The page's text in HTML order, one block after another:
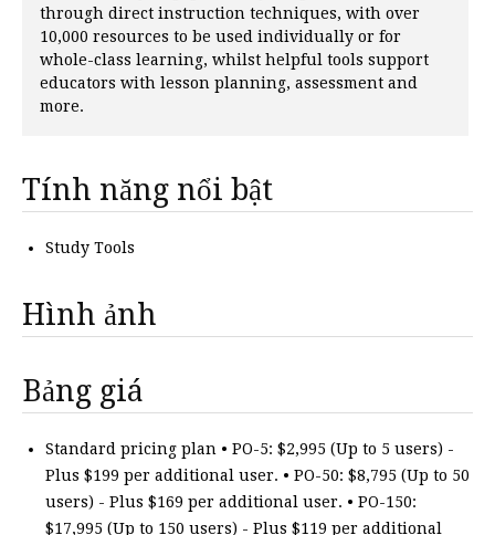
through direct instruction techniques, with over
10,000 resources to be used individually or for
whole-class learning, whilst helpful tools support
educators with lesson planning, assessment and
more.
Tính năng nổi bật
Study Tools
Hình ảnh
Bảng giá
Standard pricing plan • PO-5: $2,995 (Up to 5 users) -
Plus $199 per additional user. • PO-50: $8,795 (Up to 50
users) - Plus $169 per additional user. • PO-150:
$17,995 (Up to 150 users) - Plus $119 per additional